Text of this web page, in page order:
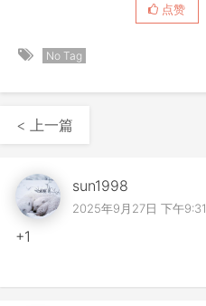
点赞
No Tag
< 上一篇
sun1998
2025年9月27日 下午9:31
+1